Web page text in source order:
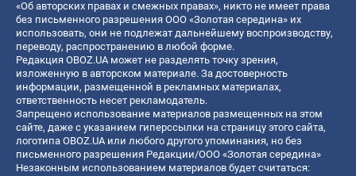
«Об авторских правах и смежных правах», никто не имеет права
без письменного разрешения ООО «Золотая середина» их
использовать, они не подлежат дальнейшему воспроизводству,
переводу, распространению в любой форме.
Редакция OBOZ.UA может не разделять точку зрения,
изложенную в авторском материале. За достоверность
информации, размещенной в рекламных материалах,
ответственность несет рекламодатель.
Запрещено использование материалов размещенных на этом
сайте, даже с указанием гиперссылки на страницу этого сайта,
логотипа OBOZ.UA или любого другого упоминания, но без
письменного разрешения Редакции/ООО «Золотая середина»
Незаконным использованием материалов будет считаться: